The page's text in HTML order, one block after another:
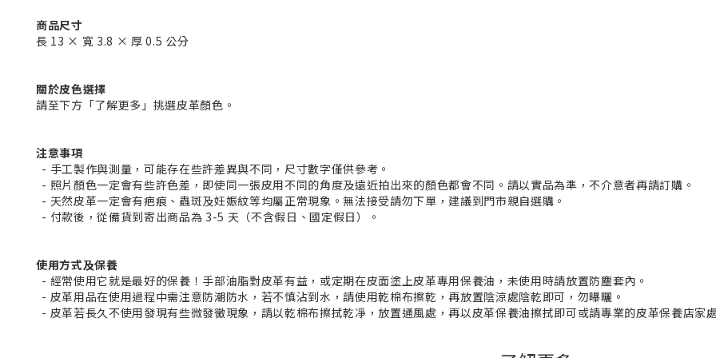
商品尺寸
長 13 × 寬 3.8 × 厚 0.5 公分
關於皮色選擇
請至下方「了解更多」挑選皮革顏色。
注意事項
- 手工製作與測量，可能存在些許差異與不同，尺寸數字僅供參考。
- 照片顏色一定會有些許色差，即使同一張皮用不同的角度及遠近拍出來的顏色都會不同。請以實品為準，不介意者再請訂購。
- 天然皮革一定會有疤痕、蟲斑及妊娠紋等均屬正常現象。無法接受請勿下單，建議到門市親自選購。
- 付款後，從備貨到寄出商品為 3-5 天（不含假日、國定假日）。
使用方式及保養
- 經常使用它就是最好的保養！手部油脂對皮革有益，或定期在皮面塗上皮革專用保養油，未使用時請放置防塵套內。
- 皮革用品在使用過程中需注意防潮防水，若不慎沾到水，請使用乾棉布擦乾，再放置陰涼處陰乾即可，勿曝曬。
- 皮革若長久不使用發現有些微發黴現象，請以乾棉布擦拭乾凈，放置通風處，再以皮革保養油擦拭即可或請專業的皮革保養店家